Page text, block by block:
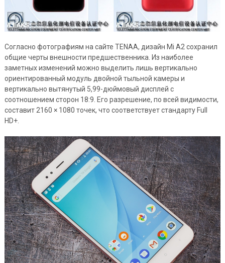
Согласно фотографиям на сайте TENAA, дизайн Mi A2 сохранил
общие черты внешности предшественника. Из наиболее
заметных изменений можно выделить лишь вертикально
ориентированный модуль двойной тыльной камеры и
вертикально вытянутый 5,99-дюймовый дисплей с
соотношением сторон 18:9. Его разрешение, по всей видимости,
составит 2160 × 1080 точек, что соответствует стандарту Full
HD+.